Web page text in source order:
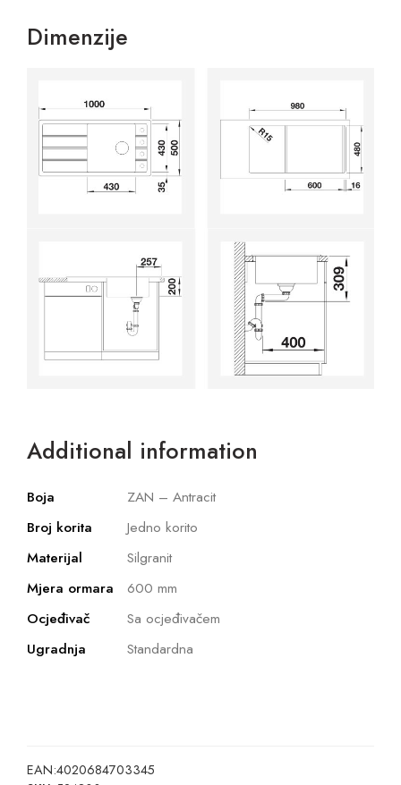
Dimenzije
Additional information
Boja
ZAN – Antracit
Broj korita
Jedno korito
Materijal
Silgranit
Mjera ormara
600 mm
Ocjeđivač
Sa ocjeđivačem
Ugradnja
Standardna
EAN:4020684703345